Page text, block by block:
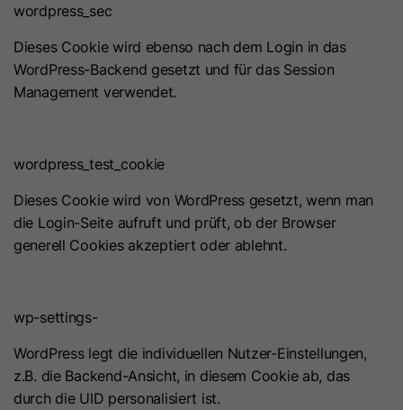
wordpress_sec
Dieses Cookie wird ebenso nach dem Login in das
WordPress-Backend gesetzt und für das Session
Management verwendet.
wordpress_test_cookie
Dieses Cookie wird von WordPress gesetzt, wenn man
die Login-Seite aufruft und prüft, ob der Browser
generell Cookies akzeptiert oder ablehnt.
wp-settings-
WordPress legt die individuellen Nutzer-Einstellungen,
z.B. die Backend-Ansicht, in diesem Cookie ab, das
durch die UID personalisiert ist.